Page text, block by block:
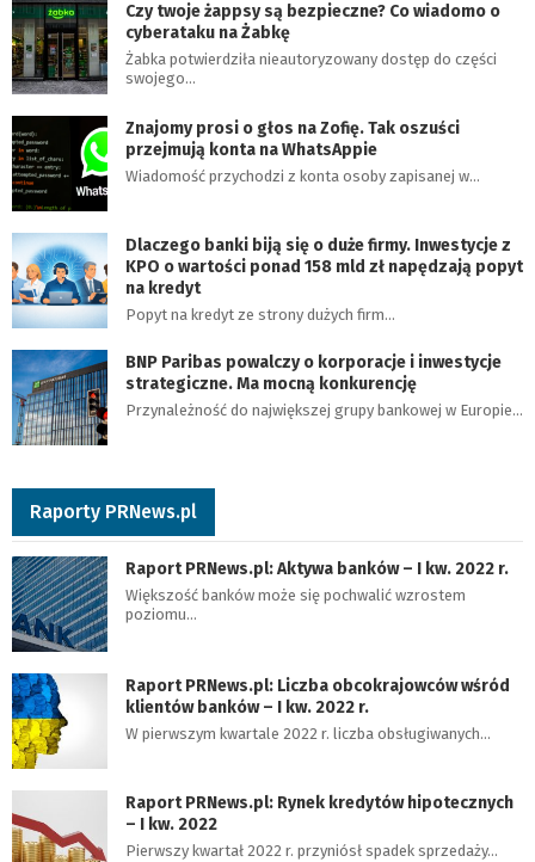
Czy twoje żappsy są bezpieczne? Co wiadomo o
cyberataku na Żabkę
Żabka potwierdziła nieautoryzowany dostęp do części
swojego…
Znajomy prosi o głos na Zofię. Tak oszuści
przejmują konta na WhatsAppie
Wiadomość przychodzi z konta osoby zapisanej w…
Dlaczego banki biją się o duże firmy. Inwestycje z
KPO o wartości ponad 158 mld zł napędzają popyt
na kredyt
Popyt na kredyt ze strony dużych firm…
BNP Paribas powalczy o korporacje i inwestycje
strategiczne. Ma mocną konkurencję
Przynależność do największej grupy bankowej w Europie…
Raporty PRNews.pl
Raport PRNews.pl: Aktywa banków – I kw. 2022 r.
Większość banków może się pochwalić wzrostem
poziomu…
Raport PRNews.pl: Liczba obcokrajowców wśród
klientów banków – I kw. 2022 r.
W pierwszym kwartale 2022 r. liczba obsługiwanych…
Raport PRNews.pl: Rynek kredytów hipotecznych
– I kw. 2022
Pierwszy kwartał 2022 r. przyniósł spadek sprzedaży…